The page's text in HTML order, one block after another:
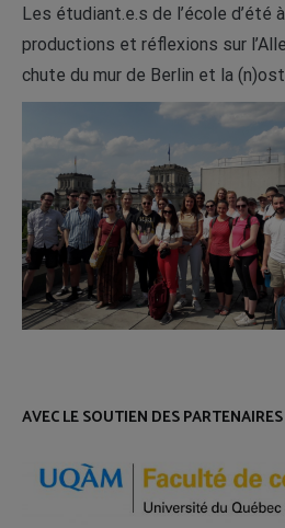
Les étudiant.e.s de l’école d’été
productions et réflexions sur
chute du mur de Berlin et la
AVEC LE SOUTIEN DES